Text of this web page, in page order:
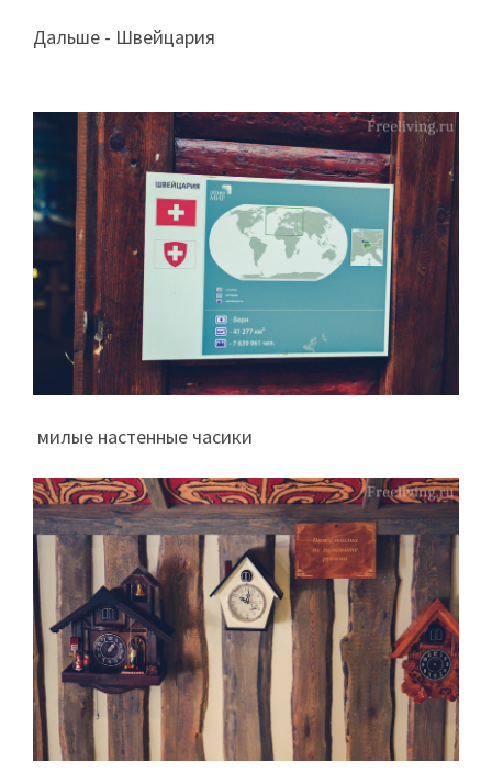
Дальше - Швейцария
милые настенные часики